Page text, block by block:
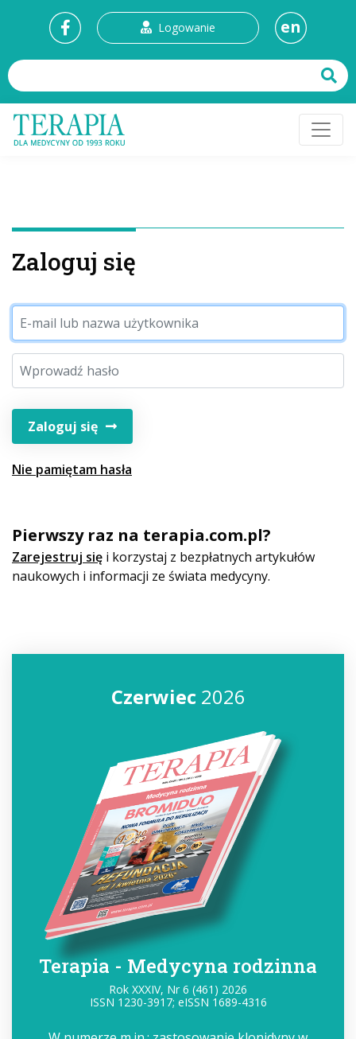
Logowanie en
Zaloguj się
Zaloguj się
Nie pamiętam hasła
Pierwszy raz na terapia.com.pl?
Zarejestruj się i korzystaj z bezpłatnych artykułów
naukowych i informacji ze świata medycyny.
Czerwiec2026
Terapia - Medycyna rodzinna
Rok XXXIV, Nr 6 (461) 2026
ISSN 1230-3917; eISSN 1689-4316